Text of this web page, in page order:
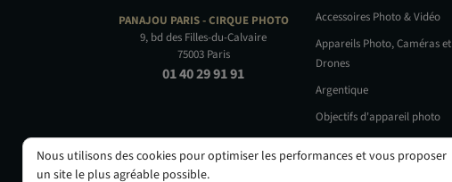
PANAJOU PARIS -CIRQUE PHOTO
9, bd des Filles-du-Calvaire
75003 Paris
01 40 29 91 91
Accessoires Photo & Vidéo
Appareils Photo, Caméras et
Drones
Argentique
Objectifs d'appareil photo
Occasions
Nous utilisons des cookies pour optimiser les performances et vous proposer
un site le plus agréable possible.